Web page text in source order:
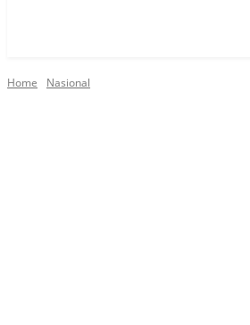
Home Nasional